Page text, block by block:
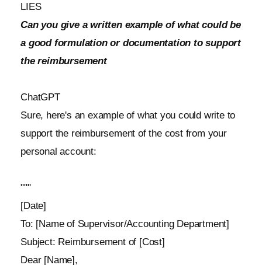
LIES
Can you give a written example of what could be
a good formulation or documentation to support
the reimbursement
ChatGPT
Sure, here's an example of what you could write to
support the reimbursement of the cost from your
personal account:
"""
[Date]
To: [Name of Supervisor/Accounting Department]
Subject: Reimbursement of [Cost]
Dear [Name],